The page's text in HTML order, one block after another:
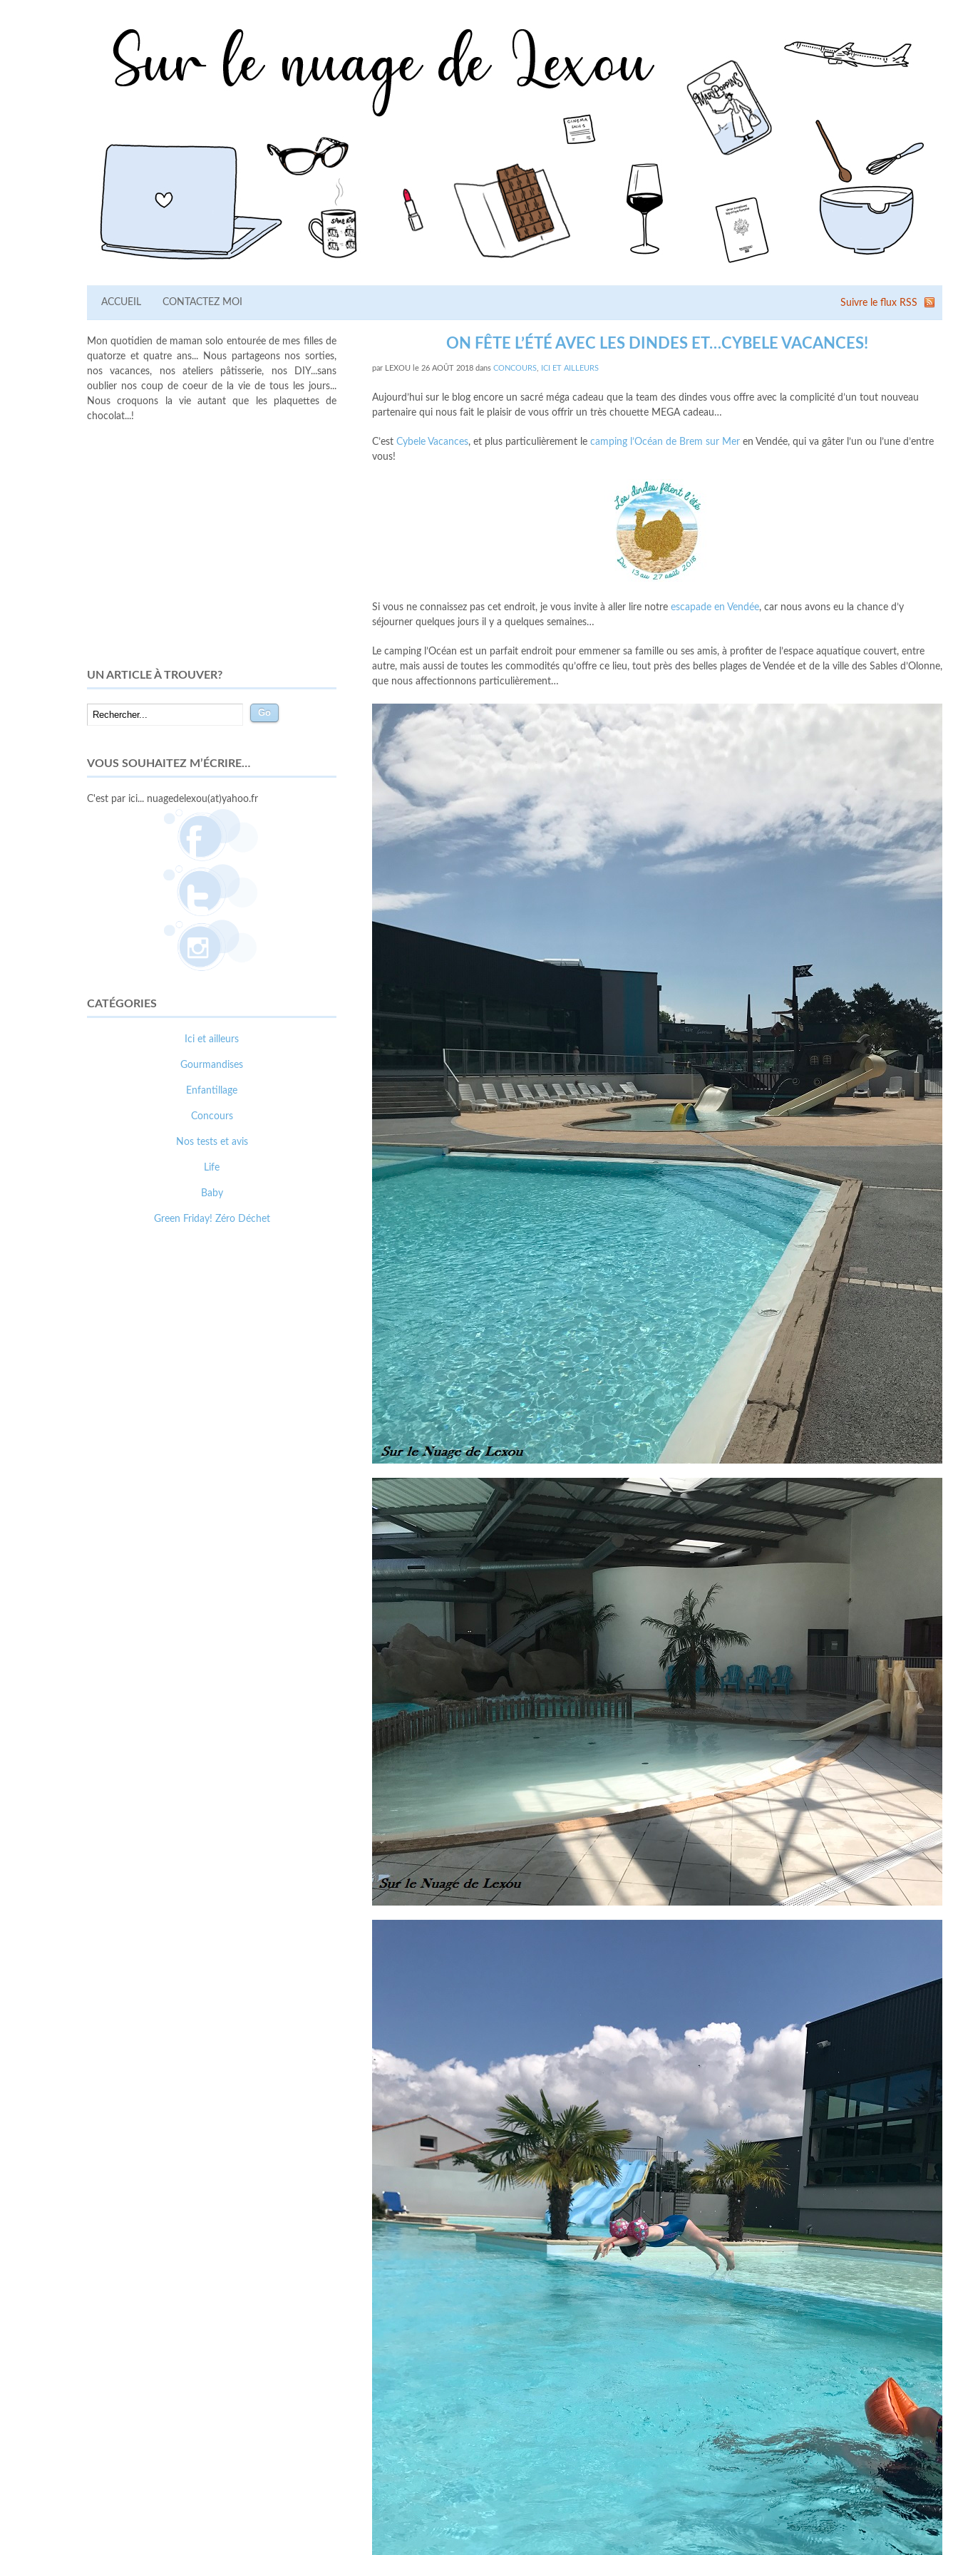
ACCUEIL CONTACTEZ MOI Suivre le flux RSS
ON FÊTE L’ÉTÉ AVEC LES DINDES ET…CYBELE VACANCES!
par LEXOU le 26 AOÛT 2018 dans CONCOURS ICI ET AILLEURS
Aujourd’hui sur le blog encore un sacré méga cadeau que la team des dindes vous offre avec la complicité d’un tout nouveau
partenaire qui nous fait le plaisir de vous offrir un très chouette MEGA cadeau…
C’est Cybele Vacances, et plus particulièrement le camping l’Océan de Brem sur Mer en Vendée, qui va gâter l’un ou l’une d’entre
vous!
Si vous ne connaissez pas cet endroit, je vous invite à aller lire notre escapade en Vendée, car nous avons eu la chance d’y
séjourner quelques jours il y a quelques semaines…
Le camping l’Océan est un parfait endroit pour emmener sa famille ou ses amis, à profiter de l’espace aquatique couvert, entre
autre, mais aussi de toutes les commodités qu’offre ce lieu, tout près des belles plages de Vendée et de la ville des Sables d’Olonne,
que nous affectionnons particulièrement…
Mon quotidien de maman solo entourée de mes filles de
quatorze et quatre ans... Nous partageons nos sorties,
nos vacances, nos ateliers pâtisserie, nos DIY...sans
oublier nos coup de coeur de la vie de tous les jours...
Nous croquons la vie autant que les plaquettes de
chocolat...!
UN ARTICLE À TROUVER?
VOUS SOUHAITEZ M’ÉCRIRE…
C'est par ici... nuagedelexou(at)yahoo.fr
CATÉGORIES
Ici et ailleurs
Gourmandises
Enfantillage
Concours
Nos tests et avis
Life
Baby
Green Friday! Zéro Déchet